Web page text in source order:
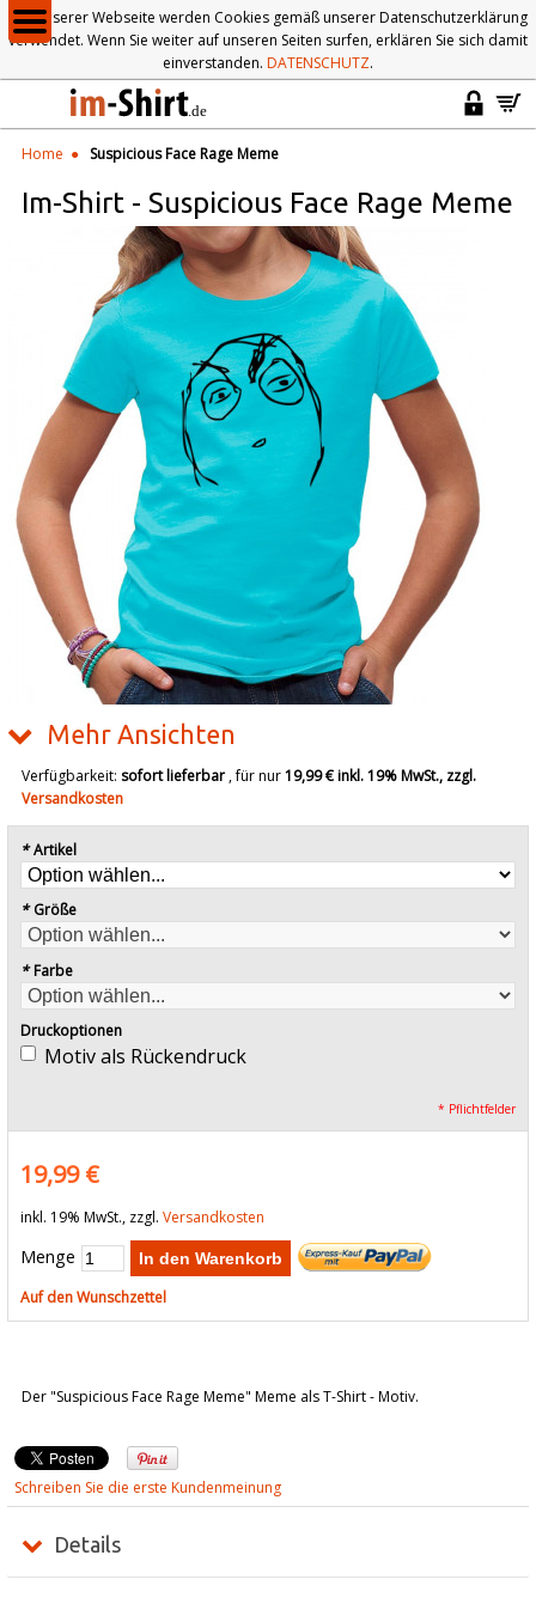
Auf unserer Webseite werden Cookies gemäß unserer Datenschutzerklärung
verwendet. Wenn Sie weiter auf unseren Seiten surfen, erklären Sie sich damit
einverstanden. DATENSCHUTZ.
Home Suspicious Face Rage Meme
Im-Shirt - Suspicious Face Rage Meme
Mehr Ansichten
Der "Suspicious Face Rage Meme" Meme als T-Shirt - Motiv.
Verfügbarkeit: sofort lieferbar, für nur19,99 €inkl. 19% MwSt., zzgl.
Versandkosten
* Artikel
* Größe
* Farbe
Druckoptionen
Motiv als Rückendruck
* Pflichtfelder
19,99 €
inkl. 19% MwSt., zzgl. Versandkosten
Menge In den Warenkorb
Auf den Wunschzettel
Schreiben Sie die erste Kundenmeinung
Details